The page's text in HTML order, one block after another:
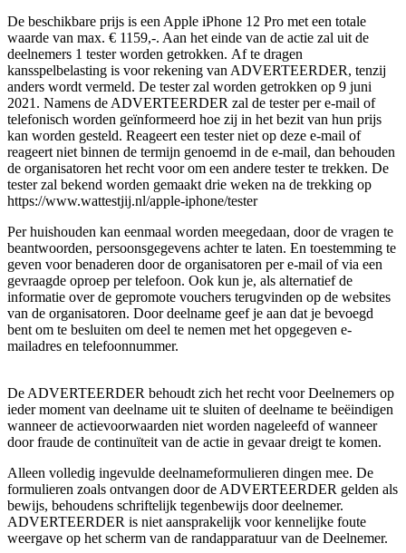
De beschikbare prijs is een Apple iPhone 12 Pro met een totale
waarde van max. € 1159,-. Aan het einde van de actie zal uit de
deelnemers 1 tester worden getrokken. Af te dragen
kansspelbelasting is voor rekening van ADVERTEERDER, tenzij
anders wordt vermeld. De tester zal worden getrokken op 9 juni
2021. Namens de ADVERTEERDER zal de tester per e-mail of
telefonisch worden geïnformeerd hoe zij in het bezit van hun prijs
kan worden gesteld. Reageert een tester niet op deze e-mail of
reageert niet binnen de termijn genoemd in de e-mail, dan behouden
de organisatoren het recht voor om een andere tester te trekken. De
tester zal bekend worden gemaakt drie weken na de trekking op
https://www.wattestjij.nl/apple-iphone/tester
Per huishouden kan eenmaal worden meegedaan, door de vragen te
beantwoorden, persoonsgegevens achter te laten. En toestemming te
geven voor benaderen door de organisatoren per e-mail of via een
gevraagde oproep per telefoon. Ook kun je, als alternatief de
informatie over de gepromote vouchers terugvinden op de websites
van de organisatoren. Door deelname geef je aan dat je bevoegd
bent om te besluiten om deel te nemen met het opgegeven e-
mailadres en telefoonnummer.
De ADVERTEERDER behoudt zich het recht voor Deelnemers op
ieder moment van deelname uit te sluiten of deelname te beëindigen
wanneer de actievoorwaarden niet worden nageleefd of wanneer
door fraude de continuïteit van de actie in gevaar dreigt te komen.
Alleen volledig ingevulde deelnameformulieren dingen mee. De
formulieren zoals ontvangen door de ADVERTEERDER gelden als
bewijs, behoudens schriftelijk tegenbewijs door deelnemer.
ADVERTEERDER is niet aansprakelijk voor kennelijke foute
weergave op het scherm van de randapparatuur van de Deelnemer.